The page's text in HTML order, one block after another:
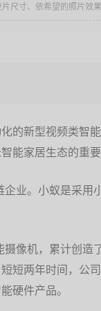
尺寸、依希望的照片效
的新型视频类智
能家居生态的重
业。小蚁是采用
像机，累计创
短两年时间，公
硬件产品。